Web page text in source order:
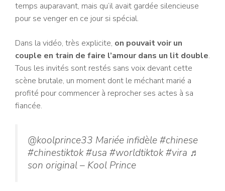
temps auparavant, mais qu’il avait gardée silencieuse
pour se venger en ce jour si spécial.
Dans la vidéo, très explicite, on pouvait voir un
couple en train de faire l’amour dans un lit double.
Tous les invités sont restés sans voix devant cette
scène brutale, un moment dont le méchant marié a
profité pour commencer à reprocher ses actes à sa
fiancée.
@koolprince33 Mariée infidèle #chinese
#chinestiktok #usa #worldtiktok #vira ♬
son original – Kool Prince